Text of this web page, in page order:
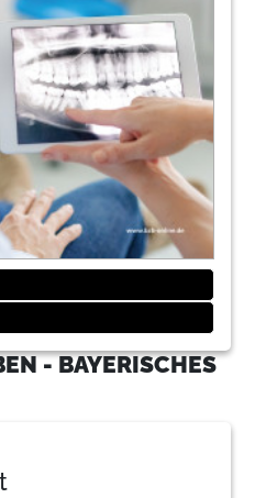
- BAYERISCHES